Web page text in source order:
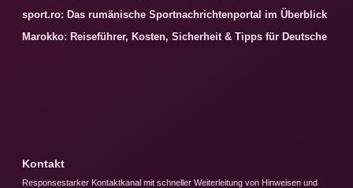
sport.ro: Das rumänische Sportnachrichtenportal im Überblick
Marokko: Reiseführer, Kosten, Sicherheit & Tipps für Deutsche
Kontakt
Responsestarker Kontaktkanal mit schneller Weiterleitung von Hinweisen und